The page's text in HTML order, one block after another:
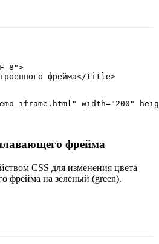
8">
фрейма</title>
width="200"
фрейма
CSS для изменения цвета
фрейма на зеленый (green).